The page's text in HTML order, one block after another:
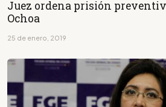
Juez ordena prisión
Ochoa
25 de enero, 2019